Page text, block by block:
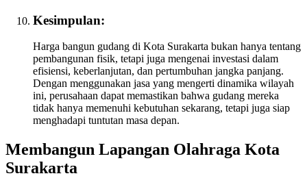
Kesimpulan:
Harga bangun gudang di Kota Surakarta bukan hanya tentang
pembangunan fisik, tetapi juga mengenai investasi dalam
efisiensi, keberlanjutan, dan pertumbuhan jangka panjang.
Dengan menggunakan jasa yang mengerti dinamika wilayah
ini, perusahaan dapat memastikan bahwa gudang mereka
tidak hanya memenuhi kebutuhan sekarang, tetapi juga siap
menghadapi tuntutan masa depan.
Membangun Lapangan Olahraga Kota
Surakarta